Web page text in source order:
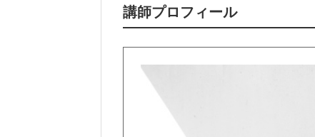
講師プロフィール